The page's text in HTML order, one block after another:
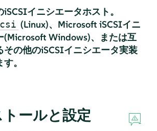
イニシエータホスト。
(Linux)、Microsoft iSCSIイニ
(Microsoft Windows)、または互
その他のiSCSIイニシエータ実装
。
ールと設定